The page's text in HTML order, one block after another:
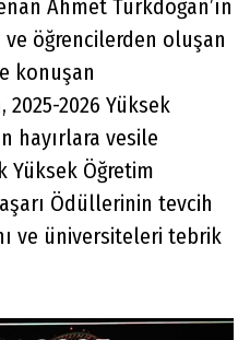
Ahmet Türkdoğan’ın
öğrencilerden oluşan
konuşan
2025-2026 Yüksek
hayırlara vesile
Yüksek Öğretim
Ödüllerinin tevcih
ve üniversiteleri tebrik